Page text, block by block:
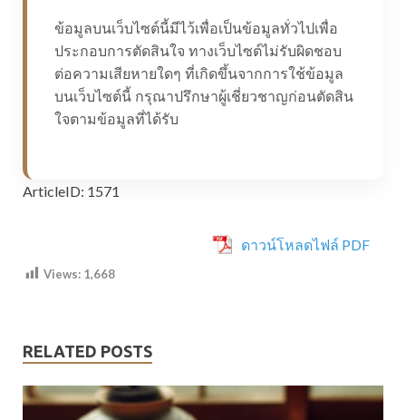
ข้อมูลบนเว็บไซต์นี้มีไว้เพื่อเป็นข้อมูลทั่วไปเพื่อ
ประกอบการตัดสินใจ ทางเว็บไซต์ไม่รับผิดชอบ
ต่อความเสียหายใดๆ ที่เกิดขึ้นจากการใช้ข้อมูล
บนเว็บไซต์นี้ กรุณาปรึกษาผู้เชี่ยวชาญก่อนตัดสิน
ใจตามข้อมูลที่ได้รับ
ArticleID: 1571
ดาวน์โหลดไฟล์ PDF
Views: 1,668
RELATED POSTS